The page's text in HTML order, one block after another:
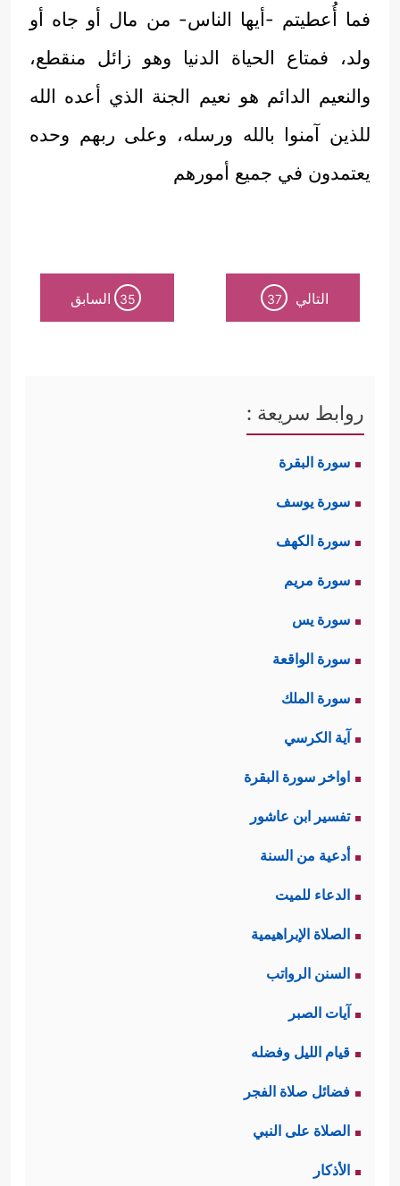
فما أُعطيتم -أيها الناس- من مال أو جاه أو
ولد، فمتاع الحياة الدنيا وهو زائل منقطع،
والنعيم الدائم هو نعيم الجنة الذي أعده الله
للذين آمنوا بالله ورسله، وعلى ربهم وحده
يعتمدون في جميع أمورهم
التالي 37
35 السابق
روابط سريعة :
سورة البقرة
سورة يوسف
سورة الكهف
سورة مريم
سورة يس
سورة الواقعة
سورة الملك
آية الكرسي
اواخر سورة البقرة
تفسير ابن عاشور
أدعية من السنة
الدعاء للميت
الصلاة الإبراهيمية
السنن الرواتب
آيات الصبر
قيام الليل وفضله
فضائل صلاة الفجر
الصلاة على النبي
الأذكار